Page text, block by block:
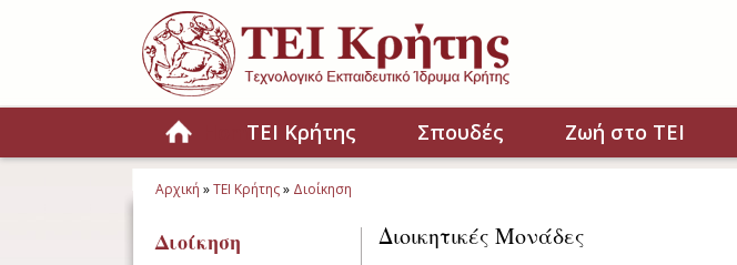
Παράκαμψη προς το κυρίως περιεχόμενο
HomeΤΕΙ Κρήτης Σπουδές Ζωή στο ΤΕΙ
Αρχική »ΤΕΙ Κρήτης» Διοίκηση
Διοίκηση Διοικητικές Μονάδες